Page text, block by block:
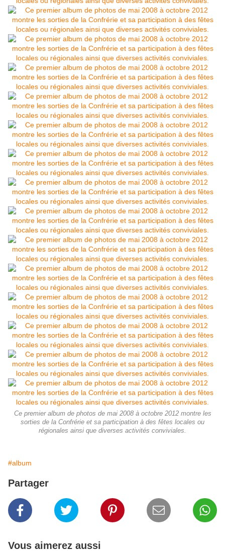
Ce premier album de photos de mai 2008 à octobre 2012 montre les
sorties de la Confrérie et sa participation à des fêtes locales ou
régionales ainsi que diverses activités conviviales.
#album
Partager
Vous aimerez aussi